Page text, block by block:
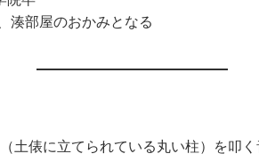
部屋のおかみとなる
土俵に立てられている丸い柱）を叩